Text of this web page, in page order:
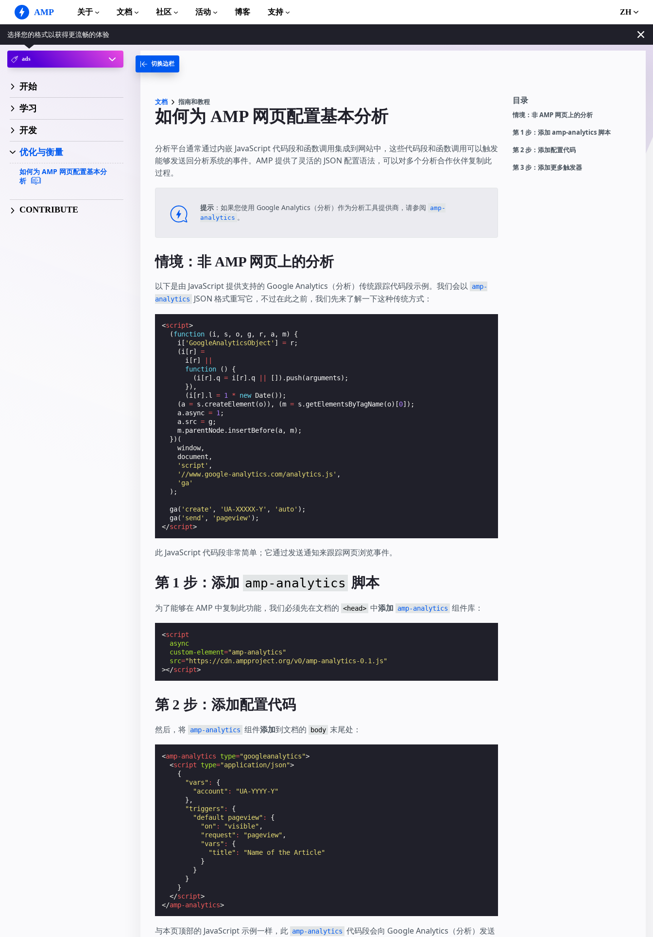
AMP 关于
打造完美网络体验
Web Stories
简单易懂，老少皆宜
网络上的超快广告
AMP 电子邮件
文档
指南和教程
AMP 使用入门
完整的 AMP 库
示例
课程
通过免费课程学习 AMP
模板
开始构建
社区 活动 博客 支持 ZH
选择您的格式以获得更流畅的体验
ads
开始
学习
开发
优化与衡量
如何为 AMP 网页配置基本分
析
CONTRIBUTE
目录
情境：非 AMP 网页上的分析
第 1 步：添加 amp-analytics 脚本
第 2 步：添加配置代码
第 3 步：添加更多触发器
切换边栏
文档 指南和教程
如何为 AMP 网页配置基本分析
分析平台通常通过内嵌 JavaScript 代码段和函数调用集成到网站中，这些代码段和函数调用可以触发
能够发送回分析系统的事件。AMP 提供了灵活的 JSON 配置语法，可以对多个分析合作伙伴复制此
过程。
提示：如果您使用 Google Analytics（分析）作为分析工具提供商，请参阅
amp-
analytics 。
情境：非 AMP 网页上的分析
以下是由 JavaScript 提供支持的 Google Analytics（分析）传统跟踪代码段示例。我们会以
amp-
analytics
JSON 格式重写它，不过在此之前，我们先来了解一下这种传统方式：
<script>
(function (i , s , o, g, r, a, m)
{
i [ 'GoogleAnalyticsObject' ] = r;
(i [ r]
=
i [ r]
function
()
{
(i [ r]. q = i [ r]. q []). push(arguments);
}),
(i [ r]. l = 1 * new Date());
(a = s . createElement (o)), (m = s . getElementsByTagName(o)[0]);
a. async = 1 ;
a. src = g;
m. parentNode. insertBefore(a, m);
})(
window,
document ,
'script' ,
'//www.google-analytics.com/analytics.js' ,
'ga'
);
ga( 'create' , 'UA-XXXXX-Y' , 'auto' );
ga( 'send' , 'pageview' );
</script>
此 JavaScript 代码段非常简单；它通过发送通知来跟踪网页浏览事件。
第 1 步：添加 amp-analytics 脚本
为了能够在 AMP 中复制此功能，我们必须先在文档的 <head> 中添加 amp-analytics 组件库：
<script
async
custom-element="amp-analytics"
src="https://cdn.ampproject.org/v0/amp-analytics-0.1.js"
></script>
第 2 步：添加配置代码
然后，将 amp-analytics 组件添加到文档的 body 末尾处：
<amp-analytics type="googleanalytics">
<script type="application/json">
{
"vars" :
{
"account" :
"UA-YYYY-Y"
},
"triggers" :
{
"default pageview" :
{
"on" : "visible" ,
"request" : "pageview" ,
"vars" :
{
"title" :
"Name of the Article"
}
}
}
}
</script>
</amp-analytics>
与本页顶部的 JavaScript 示例一样，此 amp-analytics 代码段会向 Google Analytics（分析）发送